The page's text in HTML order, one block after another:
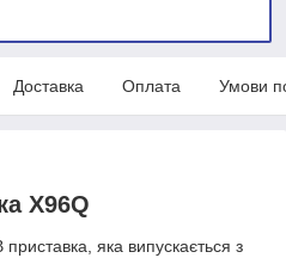
Доставка Оплата Умови
X96Q
яка випускається з